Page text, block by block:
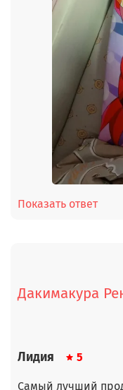
Показать ответ
Дакимакура
Лидия 5
Самый лучший